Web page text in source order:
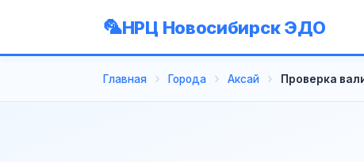
НРЦ Новосибирск ЭДО
Главная Города Аксай Проверка